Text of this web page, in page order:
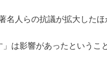
人らの抗議が拡大したほ
は影響があったということ